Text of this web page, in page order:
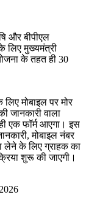
और बीपीएल
लिए मुख्यमंत्री
के तहत ही 30
मोबाइल पर मोर
जानकारी वाला
एक फॉर्म आएगा। इस
मोबाइल नंबर
लेने के लिए ग्राहक का
शुरू की जाएगी।